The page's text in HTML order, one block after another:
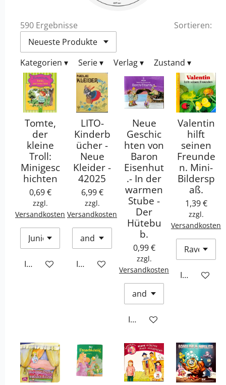
590 Ergebnisse Sortieren:
Kategorien ▾ Serie▾ Verlag▾ Zustand ▾
Tomte,
der
kleine
Troll:
Minigesc
hichten
0,69 €
zzgl.
Versandkosten
In den Warenkorb
LITO-
Kinderb
ücher -
Neue
Kleider -
42025
6,99 €
zzgl.
Versandkosten
In den Warenkorb
Neue
Geschic
hten von
Baron
Eisenhut
.- In der
warmen
Stube -
Der
Hütebu
b.
0,99 €
zzgl.
Versandkosten
In den Warenkorb
Valentin
hilft
seinen
Freunde
n. Mini-
Bildersp
aß.
1,39 €
zzgl.
Versandkosten
In den